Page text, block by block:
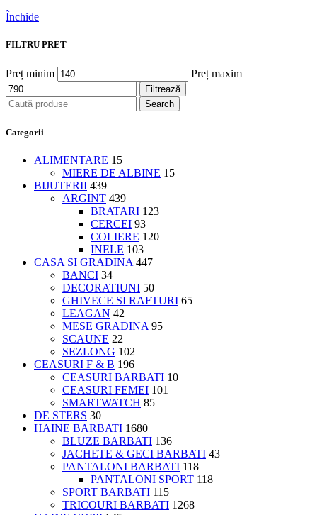
Închide
FILTRU PRET
Preț minim Preț maxim
Filtrează
Search
Categorii
ALIMENTARE 15
MIERE DE ALBINE 15
BIJUTERII 439
ARGINT 439
BRATARI 123
CERCEI 93
COLIERE 120
INELE 103
CASA SI GRADINA 447
BANCI 34
DECORATIUNI 50
GHIVECE SI RAFTURI 65
LEAGAN 42
MESE GRADINA 95
SCAUNE 22
SEZLONG 102
CEASURI F & B 196
CEASURI BARBATI 10
CEASURI FEMEI 101
SMARTWATCH 85
DE STERS 30
HAINE BARBATI 1680
BLUZE BARBATI 136
JACHETE & GECI BARBATI 43
PANTALONI BARBATI 118
PANTALONI SPORT 118
SPORT BARBATI 115
TRICOURI BARBATI 1268